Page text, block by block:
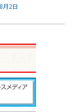
2日